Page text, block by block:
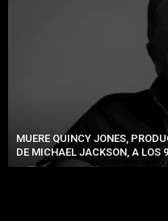
MUERE QUINCY JONES,
DE MICHAEL JACKSON, A LOS